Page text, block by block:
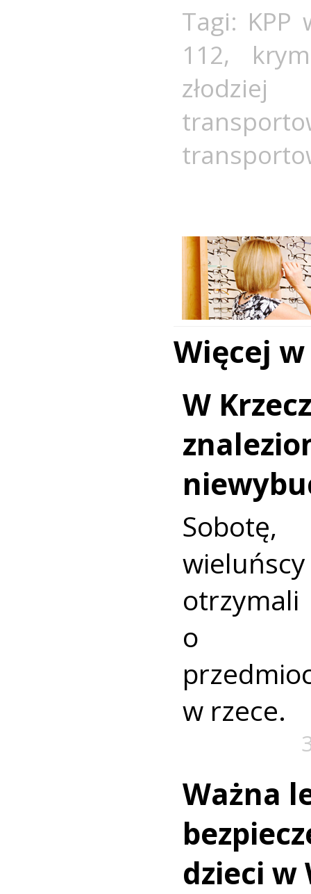
Tagi: KPP
112,
złodziej
Więcej
W
o
w rzece.
Ważna
dzieci w